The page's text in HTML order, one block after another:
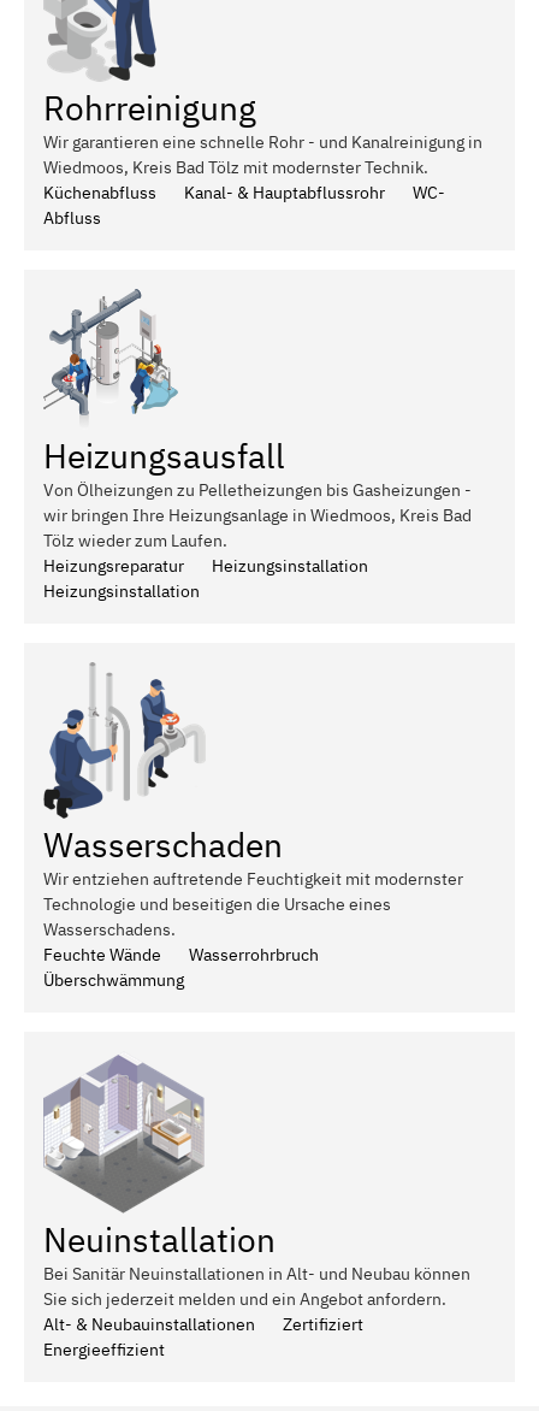
Rohrreinigung
Wir garantieren eine schnelle Rohr - und Kanalreinigung in
Wiedmoos, Kreis Bad Tölz mit modernster Technik.
Küchenabfluss
Kanal- & Hauptabflussrohr
WC-
Abfluss
Heizungsausfall
Von Ölheizungen zu Pelletheizungen bis Gasheizungen -
wir bringen Ihre Heizungsanlage in Wiedmoos, Kreis Bad
Tölz wieder zum Laufen.
Heizungsreparatur
Heizungsinstallation
Heizungsinstallation
Wasserschaden
Wir entziehen auftretende Feuchtigkeit mit modernster
Technologie und beseitigen die Ursache eines
Wasserschadens.
Feuchte Wände
Wasserrohrbruch
Überschwämmung
Neuinstallation
Bei Sanitär Neuinstallationen in Alt- und Neubau können
Sie sich jederzeit melden und ein Angebot anfordern.
Alt- & Neubauinstallationen
Zertifiziert
Energieeffizient